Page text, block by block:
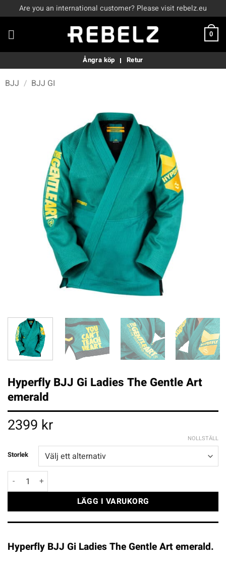
to
content
Are you an international customer? Please visit rebelz.eu
0
Ångra köp Retur
BJJ / BJJ GI
Hyperfly BJJ Gi Ladies The Gentle Art
emerald
2399 kr
Storlek
NOLLSTÄLL
Hyperfly BJJ Gi Ladies The Gentle Art emerald mängd
LÄGG I VARUKORG
Hyperfly BJJ Gi Ladies The Gentle Art emerald.